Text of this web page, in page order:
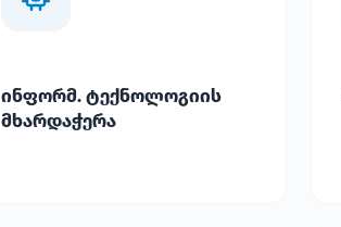
ინფორმ. ტექნოლოგიის
მხარდაჭერა